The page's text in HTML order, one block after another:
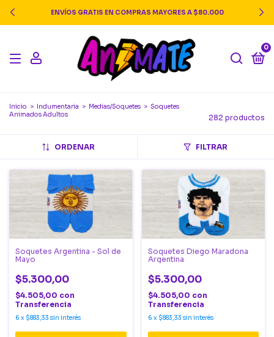
ENVÍOS GRATIS EN COMPRAS MAYORES A $80.000
0
Inicio > Indumentaria > Medias/Soquetes > Soquetes
Animados Adultos
282 productos
ORDENAR FILTRAR
Soquetes Argentina - Sol de
Mayo
$5.300,00
$4.505,00 con
Transferencia
6 x $883,33 sin interés
Soquetes Diego Maradona
Argentina
$5.300,00
$4.505,00 con
Transferencia
6 x $883,33 sin interés